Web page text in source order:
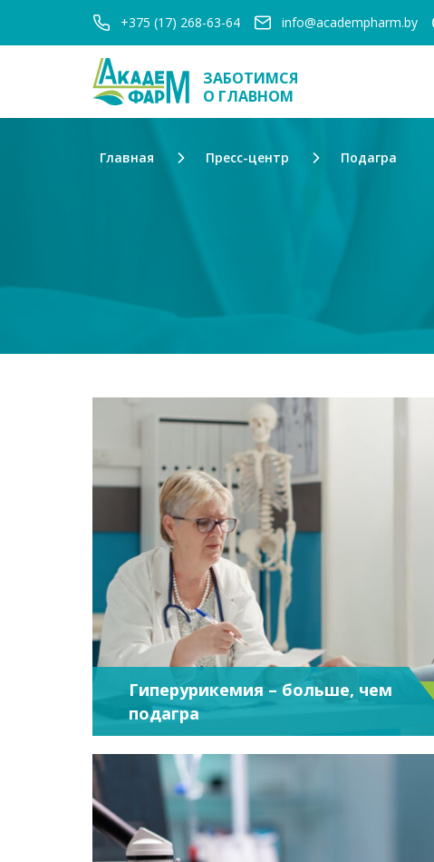
+375 (17) 268-63-64 info@academpharm.by
ЗАБОТИМСЯ
О ГЛАВНОМ
Главная Пресс-центр Подагра
Гиперурикемия – больше, чем
подагра